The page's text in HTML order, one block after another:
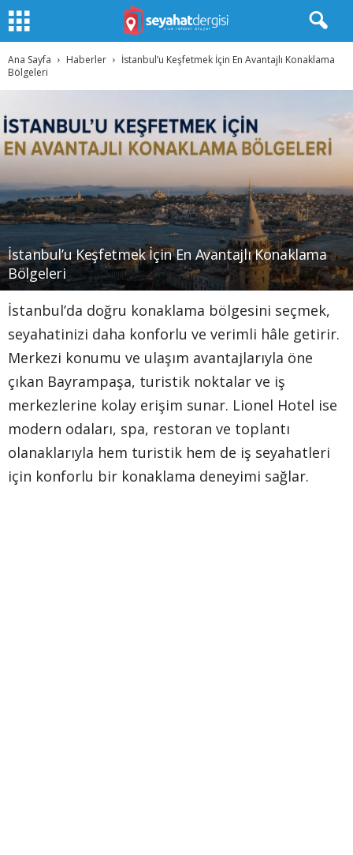
Ana Sayfa Haberler
İstanbul’u Keşfetmek İçin En Avantajlı Konaklama
Bölgeleri
İstanbul’u Keşfetmek İçin En Avantajlı Konaklama
Bölgeleri
İstanbul’da doğru konaklama bölgesini seçmek,
seyahatinizi daha konforlu ve verimli hâle getirir.
Merkezi konumu ve ulaşım avantajlarıyla öne
çıkan Bayrampaşa, turistik noktalar ve iş
merkezlerine kolay erişim sunar. Lionel Hotel ise
modern odaları, spa, restoran ve toplantı
olanaklarıyla hem turistik hem de iş seyahatleri
için konforlu bir konaklama deneyimi sağlar.